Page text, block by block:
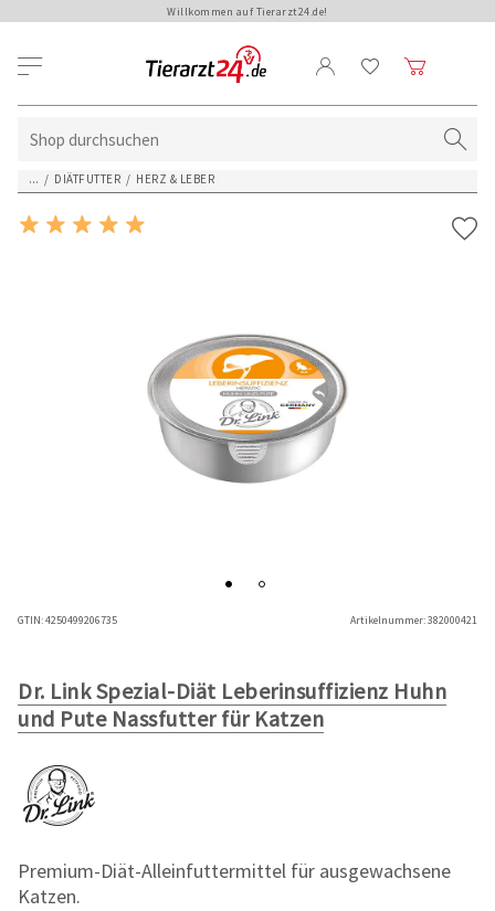
Willkommen auf Tierarzt24.de!
... / DIÄTFUTTER / HERZ & LEBER
GTIN:4250499206735 Artikelnummer:382000421
Dr. Link Spezial-Diät Leberinsuffizienz Huhn
und Pute Nassfutter für Katzen
Premium-Diät-Alleinfuttermittel für ausgewachsene
Katzen.